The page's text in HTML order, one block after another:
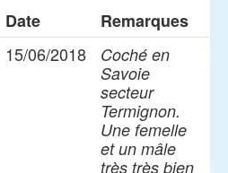
Date
Remarques
15/06/2018
Coché en
Savoie
secteur
Termignon.
Une femelle
et un mâle
très très bien